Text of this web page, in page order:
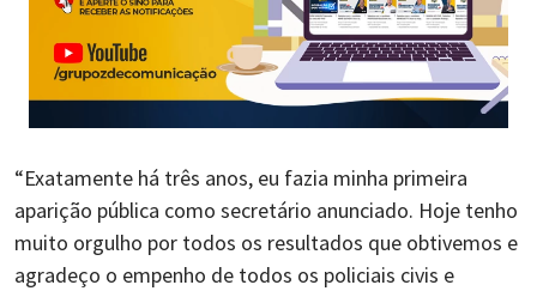
“Exatamente há três anos, eu fazia minha primeira
aparição pública como secretário anunciado. Hoje tenho
muito orgulho por todos os resultados que obtivemos e
agradeço o empenho de todos os policiais civis e